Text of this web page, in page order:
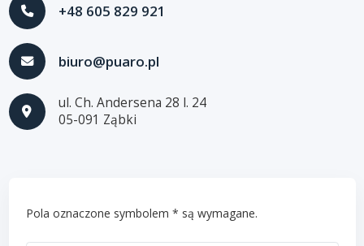
+48 605 829 921
biuro@puaro.pl
ul. Ch. Andersena 28 l. 24
05-091 Ząbki
Pola oznaczone symbolem * są wymagane.